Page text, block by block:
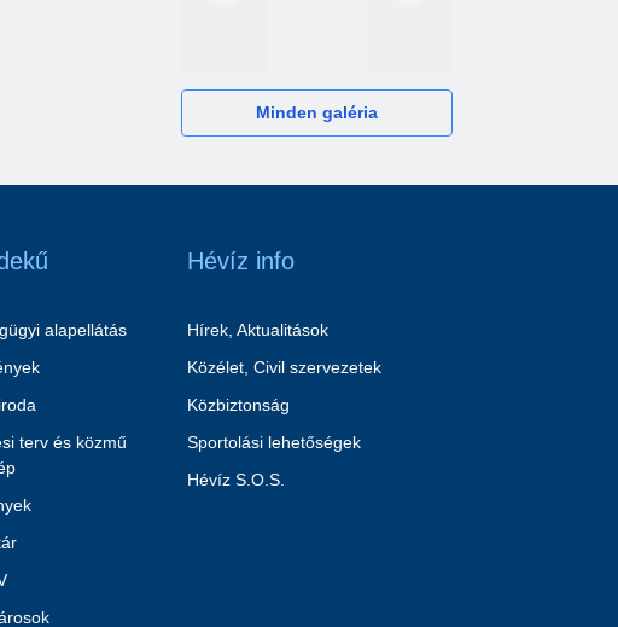
Minden galéria
alapellátás
terv és közmű
Hévíz info
Hírek, Aktualitások
Közélet, Civil szervezetek
Közbiztonság
Sportolási lehetőségek
Hévíz S.O.S.